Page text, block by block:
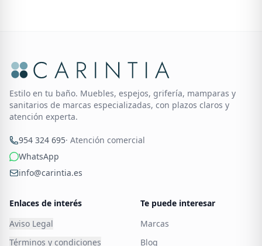
Estilo en tu baño. Muebles, espejos, grifería, mamparas y
sanitarios de marcas especializadas, con plazos claros y
atención experta.
954 324 695· Atención comercial
WhatsApp
info@carintia.es
Enlaces de interés
Aviso Legal
Términos y condiciones
Te puede interesar
Marcas
Blog